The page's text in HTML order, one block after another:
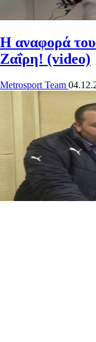
Η αναφορά
Ζαΐρη! (video)
Metrosport Team